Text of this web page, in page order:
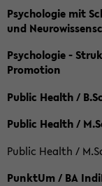
Psychologie mit
und
Psychologie -
Promotion
Public Health /
Public Health /
Public Health /
PunktUm / BA